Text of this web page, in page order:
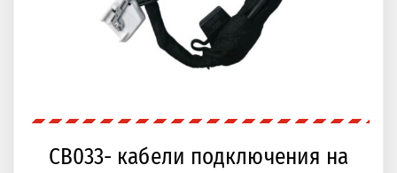
CB033- кабели подключения на